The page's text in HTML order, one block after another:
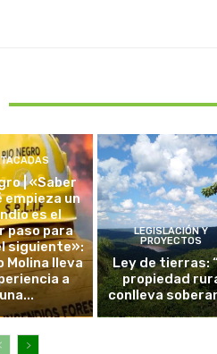
| «Saber
empieza un
es el
paso para
siguiente»:
Molina lleva
a
una...
LEGISLACIÓN Y
PROYECTOS
Ley de tierras:
propiedad
conlleva